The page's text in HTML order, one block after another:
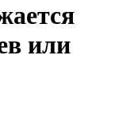
или